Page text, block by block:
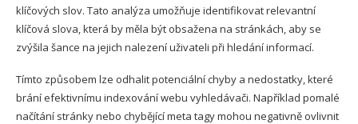
klíčových slov. Tato analýza umožňuje identifikovat relevantní
klíčová slova, která by měla být obsažena na stránkách, aby se
zvýšila šance na jejich nalezení uživateli při hledání informací.
Tímto způsobem lze odhalit potenciální chyby a nedostatky, které
brání efektivnímu indexování webu vyhledávači. Například pomalé
načítání stránky nebo chybějící meta tagy mohou negativně ovlivnit